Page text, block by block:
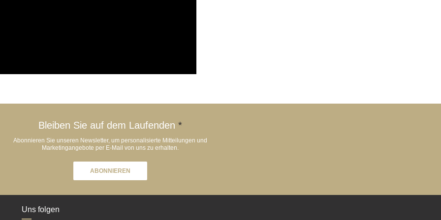
Bleiben Sie auf dem Laufenden *
Abonnieren Sie unseren Newsletter, um personalisierte Mitteilungen und
Marketingangebote per E-Mail von uns zu erhalten.
ABONNIEREN
Uns folgen